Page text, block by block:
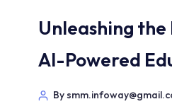
Unleashing
AI-Powered
By